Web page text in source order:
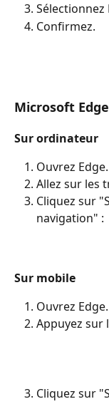
Confirmez.
Microsoft Edge
Sur ordinateur
Ouvrez Edge.
Allez sur les
Cliquez sur
navigation" :
Sur mobile
Ouvrez Edge.
Appuyez sur
Cliquez sur